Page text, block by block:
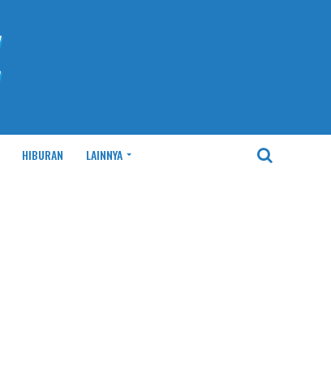
HIBURAN LAINNYA